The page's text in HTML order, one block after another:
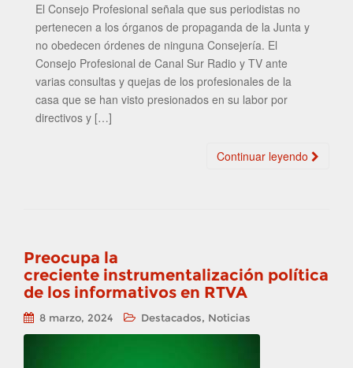
El Consejo Profesional señala que sus periodistas no
pertenecen a los órganos de propaganda de la Junta y
no obedecen órdenes de ninguna Consejería. El
Consejo Profesional de Canal Sur Radio y TV ante
varias consultas y quejas de los profesionales de la
casa que se han visto presionados en su labor por
directivos y […]
Continuar leyendo
Preocupa la
creciente instrumentalización política
de los informativos en RTVA
8 marzo, 2024 Destacados, Noticias